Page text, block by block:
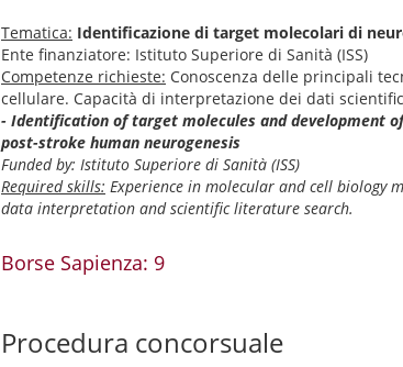
Tematica: Identificazione di target molecolari di
Ente finanziatore: Istituto Superiore di Sanità (ISS)
Competenze richieste: Conoscenza delle principali
cellulare. Capacità di interpretazione dei dati
- Identification of target molecules and development
post-stroke human neurogenesis
Funded by: Istituto Superiore di Sanità (ISS)
Required skills: Experience in molecular and cell biology
data interpretation and scientific literature search.
Borse Sapienza: 9
Procedura concorsuale